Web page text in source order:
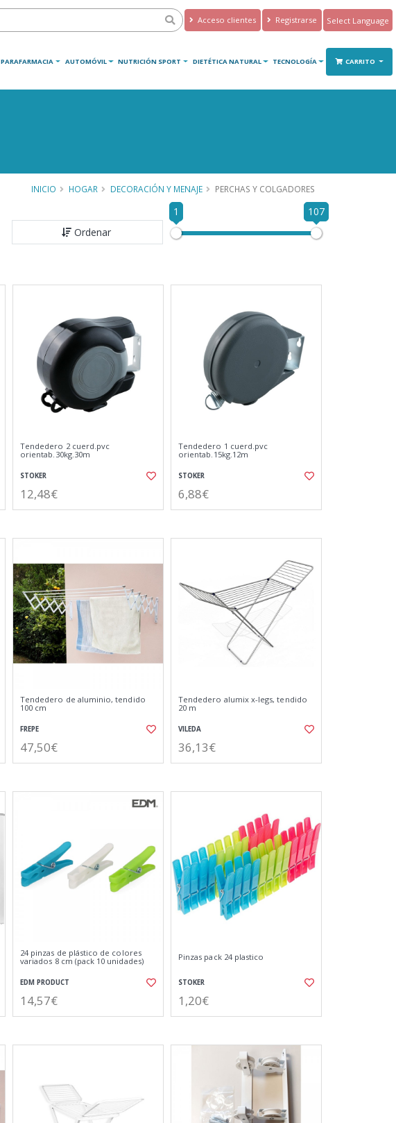
Acceso clientes Registrarse
Translate
PARAFARMACIA AUTOMÓVIL NUTRICIÓN SPORT DIETÉTICA NATURAL TECNOLOGÍA CARRITO
INICIO HOGAR DECORACIÓN Y MENAJE PERCHAS Y COLGADORES
Ordenar
1 107
Tendedero 2 cuerd.pvc
orientab.30kg.30m
STOKER
12,48€
Tendedero 1 cuerd.pvc
orientab.15kg.12m
STOKER
6,88€
Tendedero de aluminio, tendido
100 cm
FREPE
47,50€
Tendedero alumix x-legs, tendido
20 m
VILEDA
36,13€
24 pinzas de plástico de colores
variados 8 cm (pack 10 unidades)
EDM PRODUCT
14,57€
Pinzas pack 24 plastico
STOKER
1,20€